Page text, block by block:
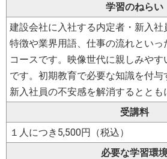
学習のねらい
建設会社に入社する内定者・新入
特徴や業界用語、仕事の流れとい
コースです。映像世代に親しみや
です。初期教育で必要な知識を付与
新入社員の不安感を解消するととも
受講料
１人につき5,500円（税込）
必要な学習環